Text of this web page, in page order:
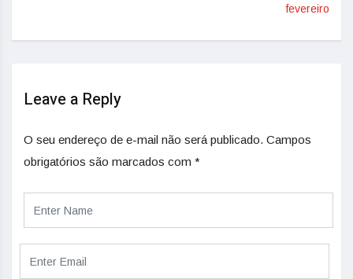
fevereiro
Leave a Reply
O seu endereço de e-mail não será publicado. Campos
obrigatórios são marcados com *